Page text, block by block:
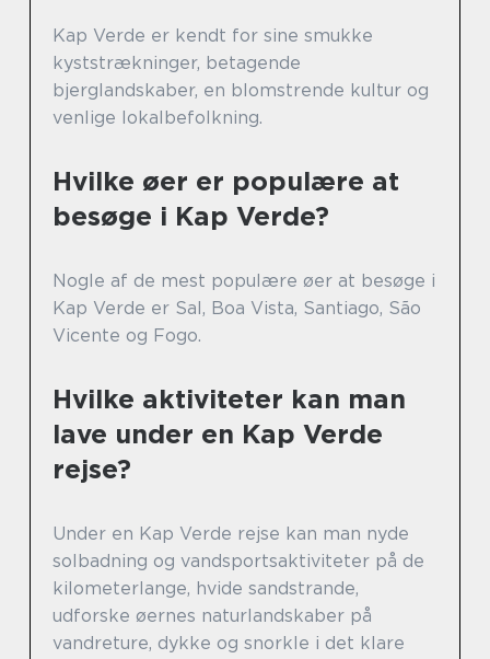
Kap Verde er kendt for sine smukke
kyststrækninger, betagende
bjerglandskaber, en blomstrende kultur og
venlige lokalbefolkning.
Hvilke øer er populære at
besøge i Kap Verde?
Nogle af de mest populære øer at besøge i
Kap Verde er Sal, Boa Vista, Santiago, São
Vicente og Fogo.
Hvilke aktiviteter kan man
lave under en Kap Verde
rejse?
Under en Kap Verde rejse kan man nyde
solbadning og vandsportsaktiviteter på de
kilometerlange, hvide sandstrande,
udforske øernes naturlandskaber på
vandreture, dykke og snorkle i det klare